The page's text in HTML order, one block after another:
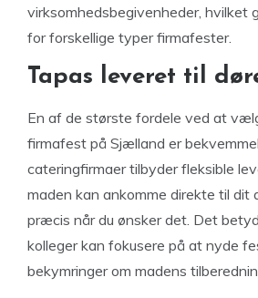
virksomhedsbegivenheder, hvilket
for forskellige typer firmafester.
Tapas leveret til
En af de største fordele ved at
firmafest på Sjælland er
cateringfirmaer tilbyder fleksible
maden kan ankomme direkte til dit
præcis når du ønsker det. Det
kolleger kan fokusere på at nyde
bekymringer om madens